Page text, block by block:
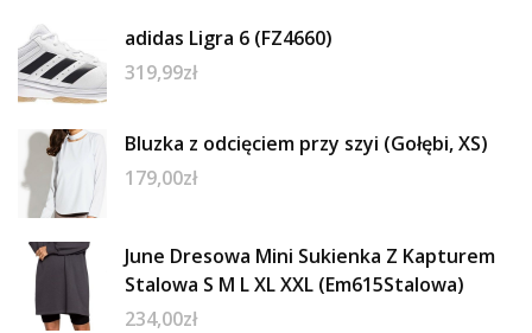
adidas Ligra 6 (FZ4660)
319,99zł
Bluzka z odcięciem przy szyi (Gołębi, XS)
179,00zł
June Dresowa Mini Sukienka Z Kapturem
Stalowa S M L XL XXL (Em615Stalowa)
234,00zł